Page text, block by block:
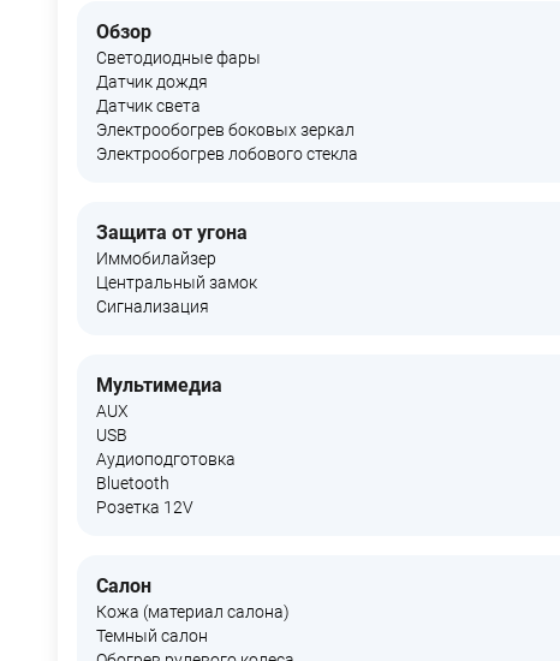
Обзор
Светодиодные фары
Датчик дождя
Датчик света
Электрообогрев боковых зеркал
Электрообогрев лобового стекла
Защита от угона
Иммобилайзер
Центральный замок
Сигнализация
Мультимедиа
AUX
USB
Аудиоподготовка
Bluetooth
Розетка 12V
Салон
Кожа (материал салона)
Темный салон